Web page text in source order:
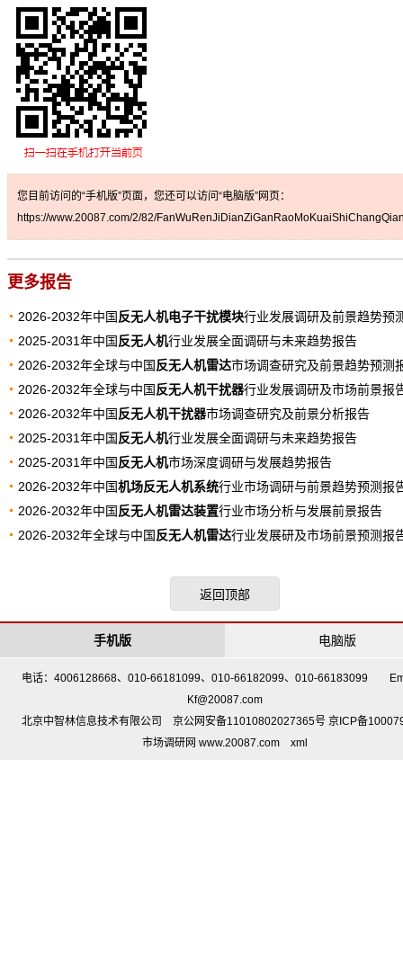
您目前访问的“手机版”页面，您还可以访问“电脑版”网页：
https://www.20087.com/2/82/
更多报告
2026-2032年中国反无人机电子干扰模块行业发展调研及前景趋势预
2025-2031年中国反无人机行业发展全面调研与未来趋势报告
2026-2032年全球与中国反无人机雷达市场调查研究及前景趋势预测
2026-2032年全球与中国反无人机干扰器行业发展调研及市场前景报
2026-2032年中国反无人机干扰器市场调查研究及前景分析报告
2025-2031年中国反无人机行业发展全面调研与未来趋势报告
2025-2031年中国反无人机市场深度调研与发展趋势报告
2026-2032年中国机场反无人机系统行业市场调研与前景趋势预测报
2026-2032年中国反无人机雷达装置行业市场分析与发展前景报告
2026-2032年全球与中国反无人机雷达行业发展研及市场前景预测报
返回顶部
电脑版
手机版
电话：4006128668、010-66181099、010-66182099、010-66183099
Kf@20087.com
北京中智林信息技术有限公司 京公网安备11010802027365号 京ICP备
市场调研网 www.20087.com
xml